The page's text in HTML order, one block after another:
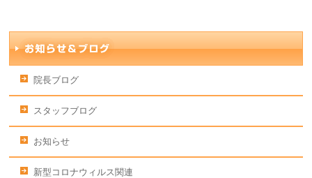
院長ブログ
スタッフブログ
お知らせ
新型コロナウィルス関連